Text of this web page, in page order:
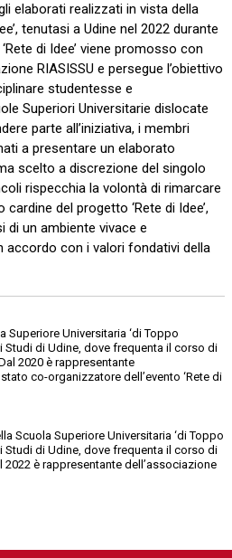
elaborati realizzati in vista della
tenutasi a Udine nel 2022 durante
di Idee’ viene promosso con
RIASISSU e persegue l’obiettivo
studentesse e
Superiori Universitarie dislocate
parte all’iniziativa, i membri
a presentare un elaborato
scelto a discrezione del singolo
rispecchia la volontà di rimarcare
del progetto ‘Rete di Idee’,
un ambiente vivace e
con i valori fondativi della
Superiore Universitaria ‘di Toppo
Studi di Udine, dove frequenta il corso di
2020 è rappresentante
co-organizzatore dell’evento ‘Rete di
Scuola Superiore Universitaria ‘di Toppo
Studi di Udine, dove frequenta il corso di
2022 è rappresentante dell’associazione